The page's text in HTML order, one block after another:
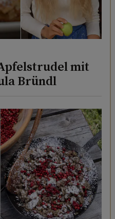
mit
Bründl